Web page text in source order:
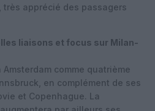
très apprécié des passagers
liaisons et focus sur Milan-
comme quatrième
en complément de ses
et Copenhague. La